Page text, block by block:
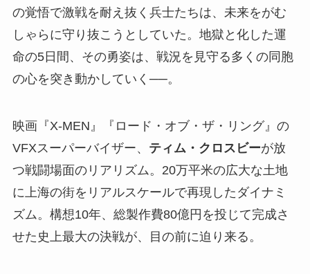
の覚悟で激戦を耐え抜く兵士たちは、未来をがむ
しゃらに守り抜こうとしていた。地獄と化した運
命の5日間、その勇姿は、戦況を見守る多くの同胞
の心を突き動かしていく──。
映画『X-MEN』『ロード・オブ・ザ・リング』の
VFXスーパーバイザー、 ティム・クロスビーが放
つ戦闘場面のリアリズム。20万平米の広大な土地
に上海の街をリアルスケールで再現したダイナミ
ズム。構想10年、総製作費80億円を投じて完成さ
せた史上最大の決戦が、目の前に迫り来る。